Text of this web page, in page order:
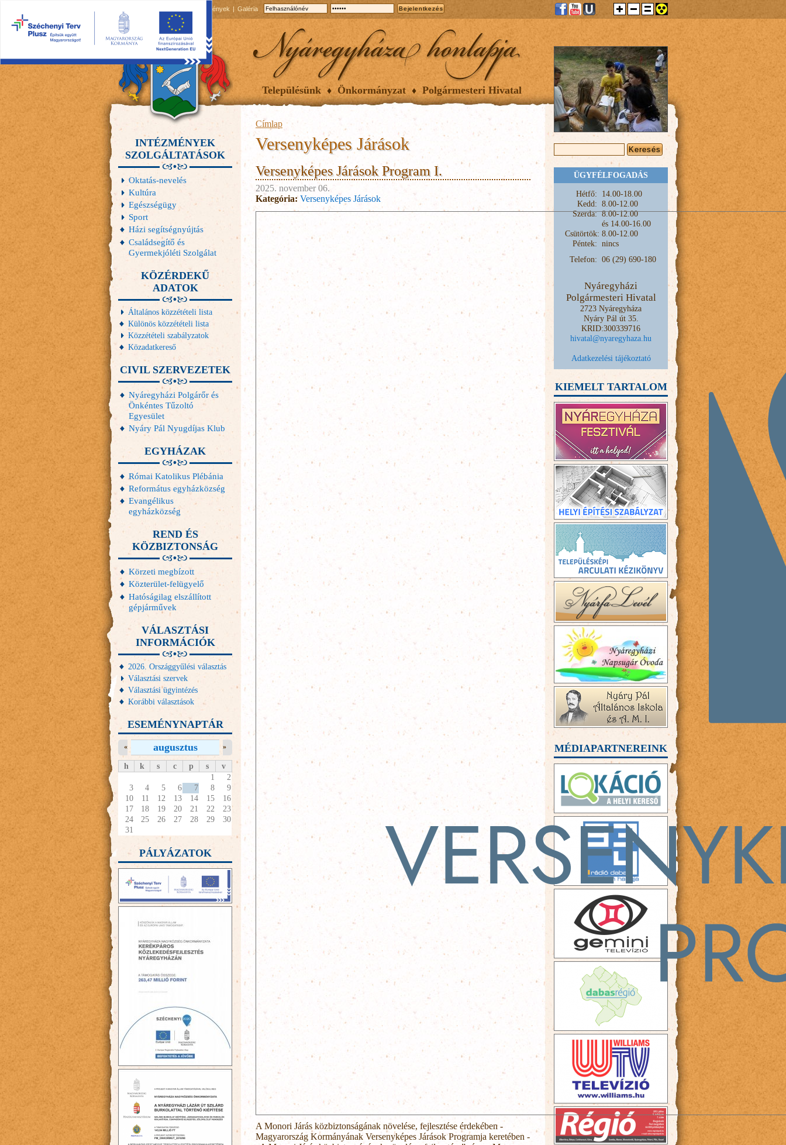
Események Galéria
Településünk Önkormányzat Polgármesteri Hivatal
Címlap
Versenyképes Járások
Versenyképes Járások Program I.
2025. november 06.
Kategória: Versenyképes Járások
A Monori Járás közbiztonságának növelése, fejlesztése érdekében -
Magyarország Kormányának Versenyképes Járások Programja keretében -
INTÉZMÉNYEK
SZOLGÁLTATÁSOK
Oktatás-nevelés
Kultúra
Egészségügy
Sport
Házi segítségnyújtás
Családsegítő és
Gyermekjóléti Szolgálat
KÖZÉRDEKŰ
ADATOK
Általános közzétételi lista
Különös közzétételi lista
Közzétételi szabályzatok
Közadatkereső
CIVIL SZERVEZETEK
Nyáregyházi Polgárőr és
Önkéntes Tűzoltó
Egyesület
Nyáry Pál Nyugdíjas Klub
EGYHÁZAK
Római Katolikus Plébánia
Református egyházközség
Evangélikus
egyházközség
REND ÉS
KÖZBIZTONSÁG
Körzeti megbízott
Közterület-felügyelő
Hatóságilag elszállított
gépjárművek
VÁLASZTÁSI
INFORMÁCIÓK
2026. Országgyűlési választás
Választási szervek
Választási ügyintézés
Korábbi választások
ESEMÉNYNAPTÁR
augusztus
« »
h k s c p s
v
1
2
3
4 5 6 7 8
9
10
11 12 13 14 15
16
17
18 19 20 21 22
23
24
25 26 27 28 29
30
31
PÁLYÁZATOK
KERESÉS ŰRLAP
ÜGYFÉLFOGADÁS
Hétfő: 14.00-18.00
Kedd: 8.00-12.00
Szerda:8.00-12.00
és 14.00-16.00
Csütörtök: 8.00-12.00
Péntek: nincs
Telefon: 06 (29) 690-180
Nyáregyházi
Polgármesteri Hivatal
2723 Nyáregyháza
Nyáry Pál út 35.
KRID:300339716
hivatal@nyaregyhaza.hu
Adatkezelési tájékoztató
KIEMELT TARTALOM
MÉDIAPARTNEREINK